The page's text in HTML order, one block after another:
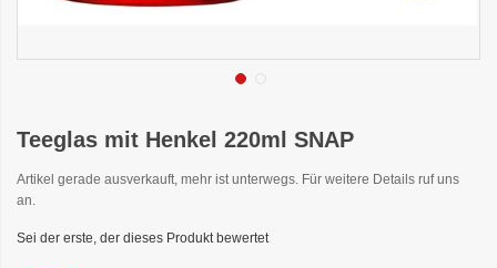
Teeglas mit Henkel 220ml SNAP
Artikel gerade ausverkauft, mehr ist unterwegs. Für weitere Details ruf uns
an.
Sei der erste, der dieses Produkt bewertet